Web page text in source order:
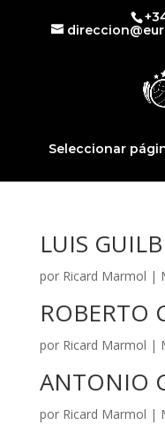
Seleccionar
LUIS
por Ricard Marmol |
ROBERTO
por Ricard Marmol |
ANTONIO
por Ricard Marmol |